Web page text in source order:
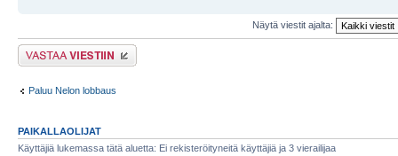
Näytä viestit ajalta:
Lähetä vastaus
Paluu Nelon lobbaus
PAIKALLAOLIJAT
Käyttäjiä lukemassa tätä aluetta: Ei rekisteröityneitä käyttäjiä ja 3 vierailijaa